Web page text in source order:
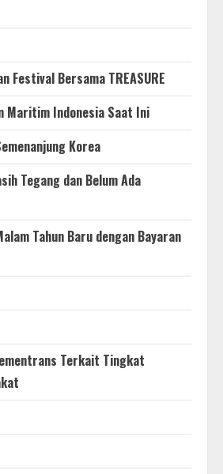
Festival Bersama TREASURE
Maritim Indonesia Saat Ini
Korea
Tegang dan Belum Ada
Tahun Baru dengan Bayaran
Terkait Tingkat